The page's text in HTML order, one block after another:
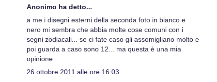
Anonimo ha detto...
a me i disegni esterni della seconda foto in bianco e
nero mi sembra che abbia molte cose comuni con i
segni zodiacali... se ci fate caso gli assomigliano molto e
poi guarda a caso sono 12... ma questa è una mia
opinione
26 ottobre 2011 alle ore 16:03